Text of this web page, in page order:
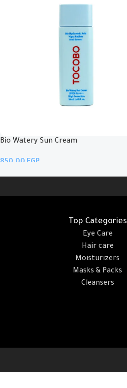
Bio Watery Sun Cream
EGP
Add To Cart
Top Categories
Eye Care
Hair care
Moisturizers
Masks & Packs
Cleansers